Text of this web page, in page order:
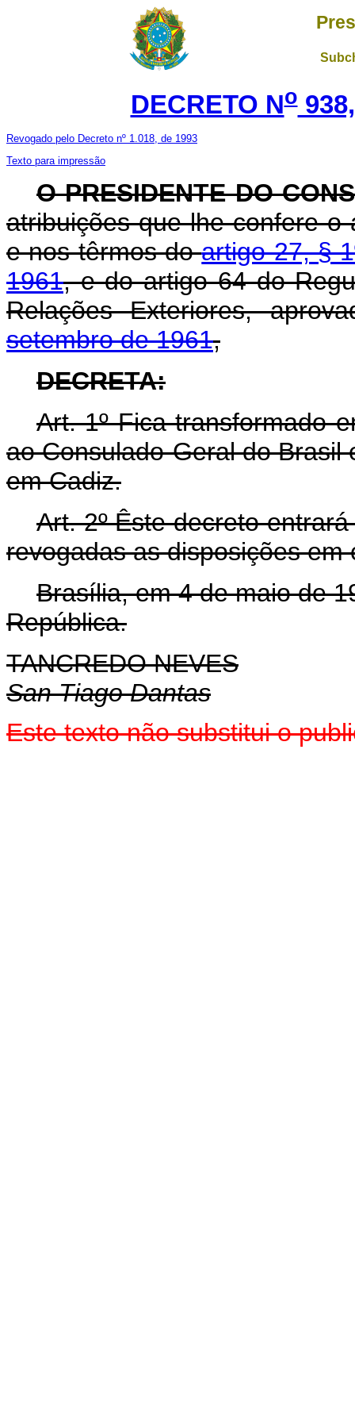
DECRETO No
Revogado pelo Decreto nº 1.018, de 1993
Texto para impressão
O PRESIDENTE DO
atribuições que lhe confere o
e nos têrmos doartigo 27, §
1961, e do artigo 64 do
Relações Exteriores,
setembro de 1961,
DECRETA:
Art. 1º Fica transformado
ao Consulado-Geral do Brasil
em Cadiz.
Art. 2º Êste decreto
revogadas as disposições em
Brasília, em 4 de maio de
República.
TANCREDO NEVES
San Tiago Dantas
Este texto não substitui o